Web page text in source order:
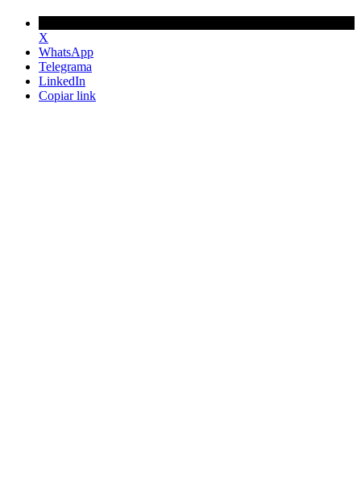
X
WhatsApp
Telegrama
LinkedIn
Copiar link